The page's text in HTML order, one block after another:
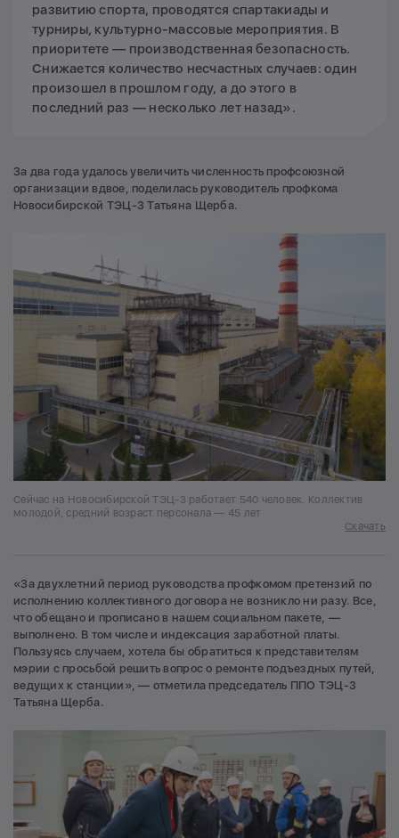
развитию спорта, проводятся спартакиады и
турниры, культурно-массовые мероприятия. В
приоритете — производственная безопасность.
Снижается количество несчастных случаев: один
произошел в прошлом году, а до этого в
последний раз — несколько лет назад».
За два года удалось увеличить численность профсоюзной
организации вдвое, поделилась руководитель профкома
Новосибирской ТЭЦ-3 Татьяна Щерба.
Сейчас на Новосибирской ТЭЦ-3 работает 540 человек. Коллектив
молодой, средний возраст персонала — 45 лет
Скачать
«За двухлетний период руководства профкомом претензий по
исполнению коллективного договора не возникло ни разу. Все,
что обещано и прописано в нашем социальном пакете, —
выполнено. В том числе и индексация заработной платы.
Пользуясь случаем, хотела бы обратиться к представителям
мэрии с просьбой решить вопрос о ремонте подъездных путей,
ведущих к станции», — отметила председатель ППО ТЭЦ-3
Татьяна Щерба.